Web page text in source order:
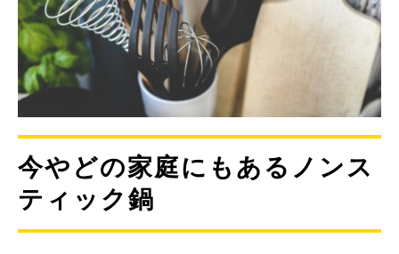
今やどの家庭にもあるノンス
ティック鍋